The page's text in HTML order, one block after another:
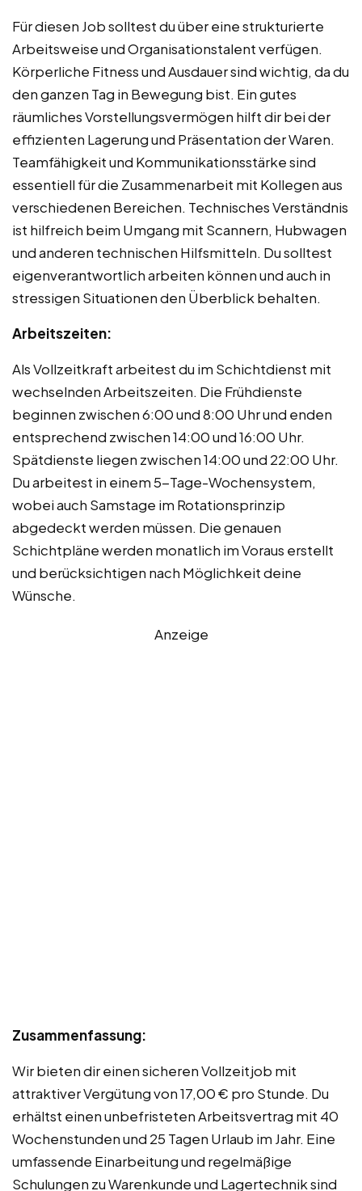
Für diesen Job solltest du über eine strukturierte
Arbeitsweise und Organisationstalent verfügen.
Körperliche Fitness und Ausdauer sind wichtig, da du
den ganzen Tag in Bewegung bist. Ein gutes
räumliches Vorstellungsvermögen hilft dir bei der
effizienten Lagerung und Präsentation der Waren.
Teamfähigkeit und Kommunikationsstärke sind
essentiell für die Zusammenarbeit mit Kollegen aus
verschiedenen Bereichen. Technisches Verständnis
ist hilfreich beim Umgang mit Scannern, Hubwagen
und anderen technischen Hilfsmitteln. Du solltest
eigenverantwortlich arbeiten können und auch in
stressigen Situationen den Überblick behalten.
Arbeitszeiten:
Als Vollzeitkraft arbeitest du im Schichtdienst mit
wechselnden Arbeitszeiten. Die Frühdienste
beginnen zwischen 6:00 und 8:00 Uhr und enden
entsprechend zwischen 14:00 und 16:00 Uhr.
Spätdienste liegen zwischen 14:00 und 22:00 Uhr.
Du arbeitest in einem 5-Tage-Wochensystem,
wobei auch Samstage im Rotationsprinzip
abgedeckt werden müssen. Die genauen
Schichtpläne werden monatlich im Voraus erstellt
und berücksichtigen nach Möglichkeit deine
Wünsche.
Anzeige
Zusammenfassung:
Wir bieten dir einen sicheren Vollzeitjob mit
attraktiver Vergütung von 17,00 € pro Stunde. Du
erhältst einen unbefristeten Arbeitsvertrag mit 40
Wochenstunden und 25 Tagen Urlaub im Jahr. Eine
umfassende Einarbeitung und regelmäßige
Schulungen zu Warenkunde und Lagertechnik sind